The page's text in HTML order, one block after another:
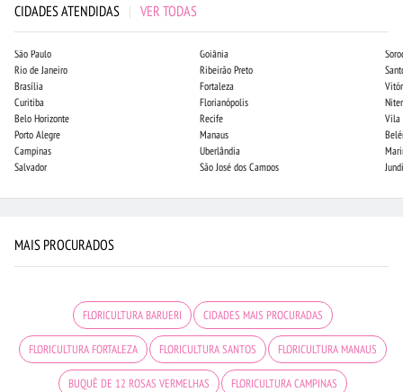
CIDADES ATENDIDAS | VER TODAS
São Paulo
Rio de Janeiro
Brasília
Curitiba
Belo Horizonte
Porto Alegre
Campinas
Salvador
Goiânia
Ribeirão Preto
Fortaleza
Florianópolis
Recife
Manaus
Uberlândia
São José dos Campos
Vila
MAIS PROCURADOS
FLORICULTURA BARUERI CIDADES MAIS PROCURADAS
FLORICULTURA FORTALEZA FLORICULTURA SANTOS FLORICULTURA MANAUS
BUQUÊ DE 12 ROSAS VERMELHAS FLORICULTURA CAMPINAS